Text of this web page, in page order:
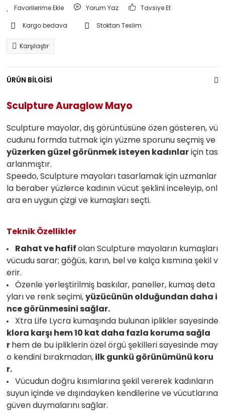
Yorum Yaz Tavsiye Et
Kargo bedava Stoktan Teslim
Karşılaştır
ÜRÜN BİLGİSİ
Sculpture Auraglow Mayo
Sculpture mayolar, dış görüntüsüne özen gösteren, vü
cudunu formda tutmak için yüzme sporunu seçmiş ve
yüzerken güzel görünmek isteyen kadınlariçin tas
arlanmıştır.
Speedo, Sculpture mayoları tasarlamak için uzmanlar
la beraber yüzlerce kadının vücut şeklini inceleyip, onl
ara en uygun çizgi ve kumaşları seçti.
Teknik Özellikler
Rahat ve hafifolan Sculpture mayoların kumaşları
vücudu sarar; göğüs, karın, bel ve kalça kısmına şekil v
erir.
Özenle yerleştirilmiş baskılar, paneller, kumaş deta
yları ve renk seçimi,yüzücünün olduğundan daha i
nce görünmesini sağlar.
Xtra Life Lycra kumaşında bulunan iplikler sayesinde
klora karşı hem 10 kat daha fazla koruma sağla
rhem de bu ipliklerin özel örgü şekilleri sayesinde may
o kendini bırakmadan,ilk gunkü görünümünü koru
r.
Vücudun doğru kısımlarına şekil vererek kadınların
suyun içinde ve dışındayken kendilerine ve vücutlarına
güven duymalarını sağlar.